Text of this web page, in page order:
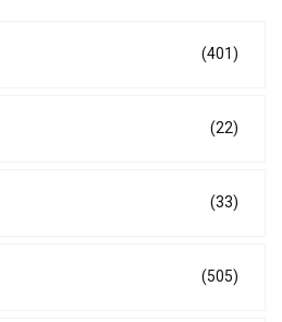
(401)
(22)
(33)
(505)